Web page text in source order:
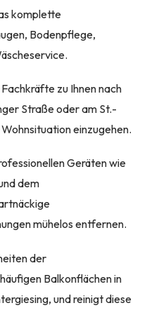
komplette
Bodenpflege,
zu Ihnen nach
Straße oder am St.-
einzugehen.
Geräten wie
dem
mühelos entfernen.
der
Balkonflächen in
und reinigt diese